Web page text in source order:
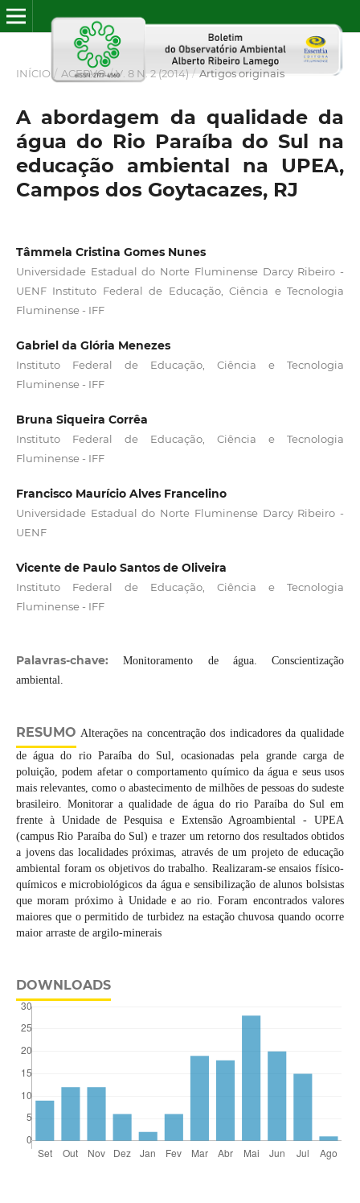
INÍCIO / ACERVO / V. 8 N. 2 (2014) / Artigos originais
A abordagem da qualidade da
água do Rio Paraíba do Sul na
educação ambiental na UPEA,
Campos dos Goytacazes, RJ
Tâmmela Cristina Gomes Nunes
Universidade Estadual do Norte Fluminense Darcy Ribeiro -
UENF Instituto Federal de Educação, Ciência e Tecnologia
Fluminense - IFF
Gabriel da Glória Menezes
Instituto Federal de Educação, Ciência e Tecnologia
Fluminense - IFF
Bruna Siqueira Corrêa
Instituto Federal de Educação, Ciência e Tecnologia
Fluminense - IFF
Francisco Maurício Alves Francelino
Universidade Estadual do Norte Fluminense Darcy Ribeiro -
UENF
Vicente de Paulo Santos de Oliveira
Instituto Federal de Educação, Ciência e Tecnologia
Fluminense - IFF
Palavras-chave:Monitoramento de água. Conscientização
ambiental.
RESUMO Alterações na concentração dos indicadores da qualidade
de água do rio Paraíba do Sul, ocasionadas pela grande carga de
poluição, podem afetar o comportamento químico da água e seus usos
mais relevantes, como o abastecimento de milhões de pessoas do sudeste
brasileiro. Monitorar a qualidade de água do rio Paraíba do Sul em
frente à Unidade de Pesquisa e Extensão Agroambiental - UPEA
(campus Rio Paraíba do Sul) e trazer um retorno dos resultados obtidos
a jovens das localidades próximas, através de um projeto de educação
ambiental foram os objetivos do trabalho. Realizaram-se ensaios físico-
químicos e microbiológicos da água e sensibilização de alunos bolsistas
que moram próximo à Unidade e ao rio. Foram encontrados valores
maiores que o permitido de turbidez na estação chuvosa quando ocorre
maior arraste de argilo-minerais
DOWNLOADS